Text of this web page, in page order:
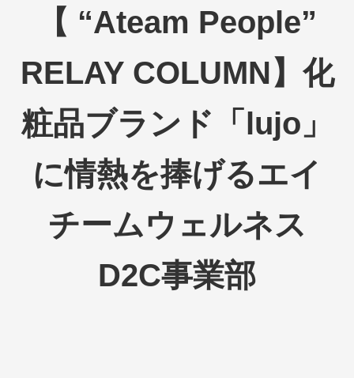
【 “Ateam People”
RELAY COLUMN】化
粧品ブランド「lujo」
に情熱を捧げるエイ
チームウェルネス
D2C事業部